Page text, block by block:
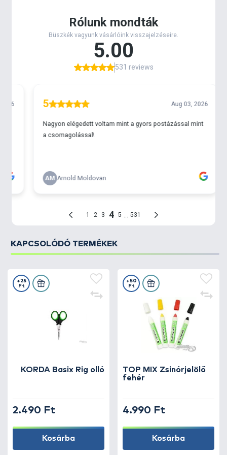
KAPCSOLÓDÓ TERMÉKEK
KORDA Basix Rig olló
+25
Ft
2.490 Ft
Kosárba
TOP MIX Zsinórjelölő
fehér
+50
Ft
4.990 Ft
Kosárba